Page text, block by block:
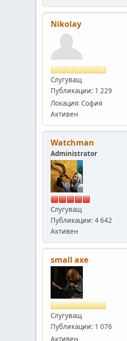
Nikolay
Слугуващ
Публикации: 1 229
Локация: София
Активен
Watchman
Administrator
Слугуващ
Публикации: 4 642
Активен
small axe
Слугуващ
Публикации: 1 076
Активен